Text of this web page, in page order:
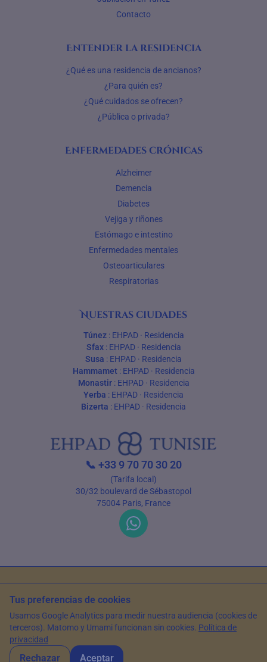
Contacto
Entender la residencia
¿Qué es una residencia de ancianos?
¿Para quién es?
¿Qué cuidados se ofrecen?
¿Pública o privada?
Enfermedades crónicas
Alzheimer
Demencia
Diabetes
Vejiga y riñones
Estómago e intestino
Enfermedades mentales
Osteoarticulares
Respiratorias
Nuestras ciudades
Túnez: EHPAD· Residencia
Sfax: EHPAD· Residencia
Susa : EHPAD · Residencia
Hammamet: EHPAD· Residencia
Monastir: EHPAD· Residencia
Yerba : EHPAD · Residencia
Bizerta : EHPAD · Residencia
📞 +33 9 70 70 30 20
(Tarifa local)
30/32 boulevard de Sébastopol
75004 Paris, France
© 2026 EHPAD Tunisie — Todos los derechos reservados
Artículo escrito por Farès Bouslama, Presidente de SILVER RESORTS—
Actualizado el15 de mayo de 2026
Tus preferencias de cookies
Usamos Google Analytics para medir nuestra audiencia (cookies de
terceros). Matomo y Umami funcionan sin cookies. Política de
privacidad
Rechazar Aceptar